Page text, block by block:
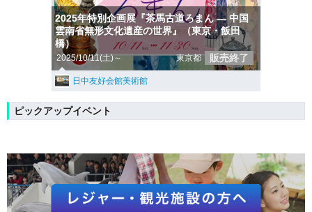
2025年特別企画展『茶馬古道ろまん ― 中国
雲南省無形文化遺産の世界』（東京・飯田
橋）
2025/10/11(土)～ 東京都 販売終了
日中友好会館美術館
ピックアップイベント